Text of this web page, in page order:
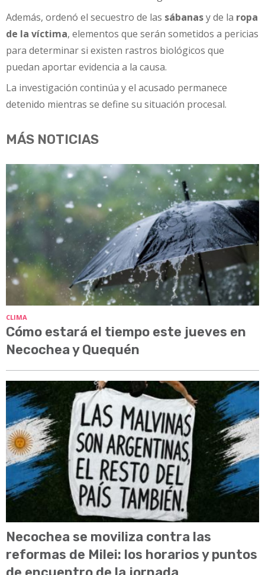
Además, ordenó el secuestro de las sábanasy de la ropa
de la víctima, elementos que serán sometidos a pericias
para determinar si existen rastros biológicos que
puedan aportar evidencia a la causa.
La investigación continúa y el acusado permanece
detenido mientras se define su situación procesal.
MÁS NOTICIAS
CLIMA
Cómo estará el tiempo este jueves en
Necochea y Quequén
Necochea se moviliza contra las
reformas de Milei: los horarios y puntos